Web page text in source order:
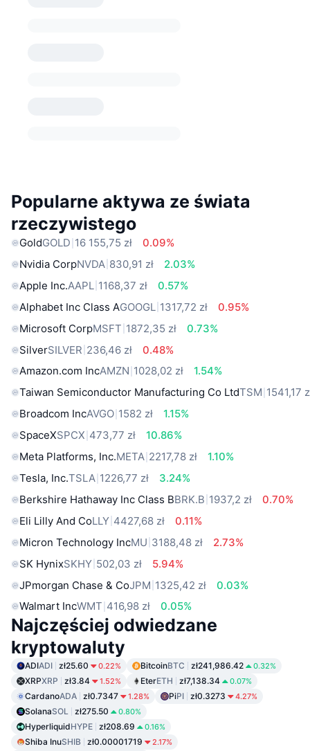
Popularne aktywa ze świata
rzeczywistego
GoldGOLD 16 155,75 zł
0.09%
Nvidia CorpNVDA 830,91 zł
2.03%
Apple Inc.AAPL 1168,37 zł
0.57%
Alphabet Inc Class AGOOGL 1317,72 zł
0.95%
Microsoft CorpMSFT 1872,35 zł
0.73%
SilverSILVER 236,46 zł
0.48%
Amazon.com IncAMZN 1028,02 zł
1.54%
Taiwan Semiconductor Manufacturing Co LtdTSM 1541,17
Broadcom IncAVGO 1582 zł
1.15%
SpaceXSPCX 473,77 zł
10.86%
Meta Platforms, Inc.META 2217,78 zł
1.10%
Tesla, Inc.TSLA 1226,77 zł
3.24%
Berkshire Hathaway Inc Class BBRK.B 1937,2 zł
0.70%
Eli Lilly And CoLLY 4427,68 zł
0.11%
Micron Technology IncMU 3188,48 zł
2.73%
SK HynixSKHY 502,03 zł
5.94%
JPmorgan Chase & CoJPM 1325,42 zł
0.03%
Walmart IncWMT 416,98 zł 0.05%
Najczęściej odwiedzane
kryptowaluty
ADIADI zł25.60 0.22% BitcoinBTC zł241,986.42 0.32%
XRPXRP zł3.84 1.52% EterETH zł7,138.34 0.07%
CardanoADA zł0.7347 1.28% PiPI zł0.3273 4.27%
SolanaSOL zł275.50 0.80%
HyperliquidHYPE zł208.69 0.16%
Shiba InuSHIB zł0.00001719 2.17%